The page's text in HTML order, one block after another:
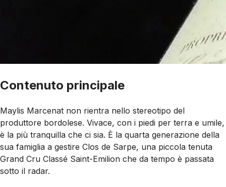
Contenuto principale
Maylis Marcenat non rientra nello stereotipo del
produttore bordolese. Vivace, con i piedi per terra e umile,
è la più tranquilla che ci sia. È la quarta generazione della
sua famiglia a gestire Clos de Sarpe, una piccola tenuta
Grand Cru Classé Saint-Emilion che da tempo è passata
sotto il radar.